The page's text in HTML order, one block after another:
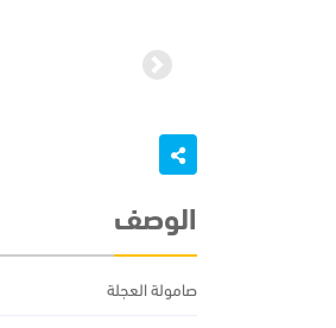
Next
الوصف
صامولة العجلة